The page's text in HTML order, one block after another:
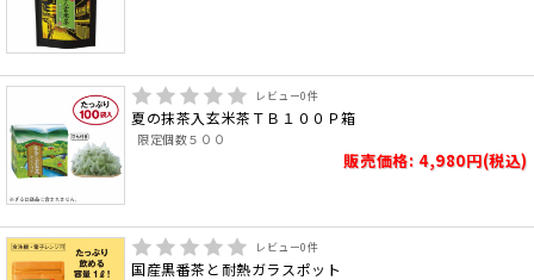
レビュー0件
夏の抹茶入玄米茶ＴＢ１００Ｐ箱
限定個数５００
販売価格: 4,980円(税込)
レビュー0件
国産黒番茶と耐熱ガラスポット